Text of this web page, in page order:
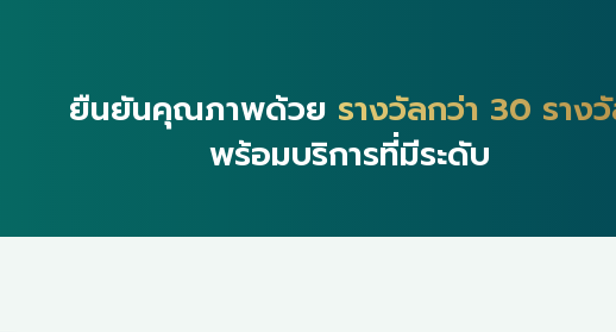
ยืนยันคุณภาพด้วย รางวัลกว่า 30 ราง
พร้อมบริการที่มีระดับ